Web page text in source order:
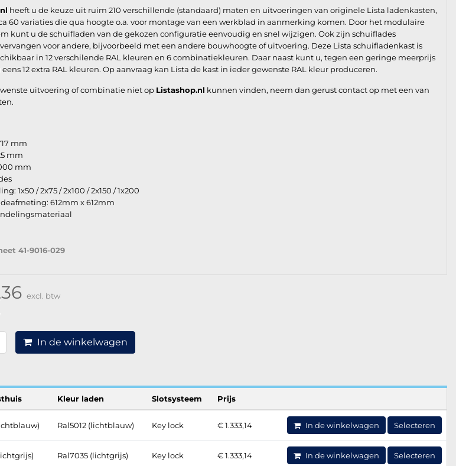
heeft u de keuze uit ruim 210 verschillende (standaard) maten en uitvoeringen van originele Lista ladenkasten,
60 variaties die qua hoogte o.a. voor montage van een werkblad in aanmerking komen. Door het modulaire
kunt u de schuifladen van de gekozen configuratie eenvoudig en snel wijzigen. Ook zijn schuiflades
voor andere, bijvoorbeeld met een andere bouwhoogte of uitvoering. Deze Lista schuifladenkast is
in 12 verschilende RAL kleuren en 6 combinatiekleuren. Daar naast kunt u, tegen een geringe meerprijs
12 extra RAL kleuren. Op aanvraag kan Lista de kast in ieder gewenste RAL kleur produceren.
uitvoering of combinatie niet op Listashop.nl kunnen vinden, neem dan gerust contact op met een van
mm
mm
mm
1x50 / 2x75 / 2x100 / 2x150 / 1x200
612mm x 612mm
41-9016-029
excl. btw
In de winkelwagen
Kleur laden Slotsysteem Prijs
Ral5012 (lichtblauw) Key lock € 1.333,14 In de winkelwagen Selecteren
Ral7035 (lichtgrijs) Key lock € 1.333,14 In de winkelwagen Selecteren